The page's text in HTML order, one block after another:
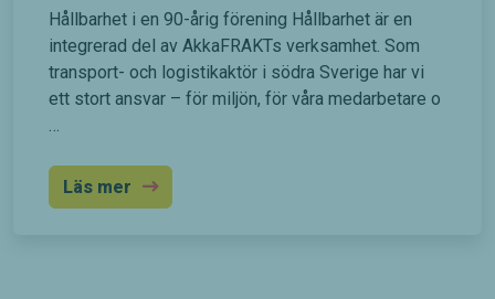
Hållbarhet i en 90-årig förening Hållbarhet är en
integrerad del av AkkaFRAKTs verksamhet. Som
transport- och logistikaktör i södra Sverige har vi
ett stort ansvar – för miljön, för våra medarbetare o
…
Läs mer